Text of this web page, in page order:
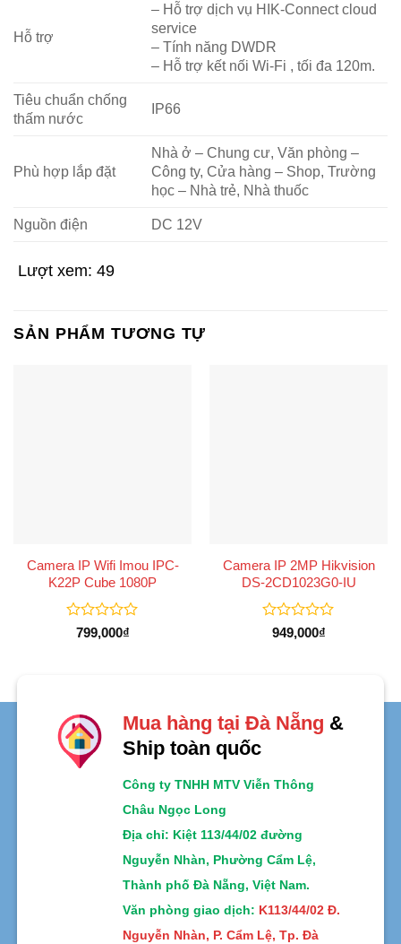
Hỗ trợ
– Hỗ trợ dịch vụ HIK-Connect cloud
service
– Tính năng DWDR
– Hỗ trợ kết nối Wi-Fi , tối đa 120m.
Tiêu chuẩn chống
thấm nước
IP66
Phù hợp lắp đặt
Nhà ở – Chung cư, Văn phòng –
Công ty, Cửa hàng – Shop, Trường
học – Nhà trẻ, Nhà thuốc
Nguồn điện DC 12V
Lượt xem: 49
SẢN PHẨM TƯƠNG TỰ
Camera IP Wifi Imou IPC-
K22P Cube 1080P
Được
799,000₫
Camera IP 2MP Hikvision
DS-2CD1023G0-IU
Được
949,000₫
Mua hàng tại Đà Nẵng &
Ship toàn quốc
Công ty TNHH MTV Viễn Thông
Châu Ngọc Long
Địa chỉ: Kiệt 113/44/02 đường
Nguyễn Nhàn, Phường Cẩm Lệ,
Thành phố Đà Nẵng, Việt Nam.
Văn phòng giao dịch: K113/44/02 Đ.
Nguyễn Nhàn, P. Cẩm Lệ, Tp. Đà